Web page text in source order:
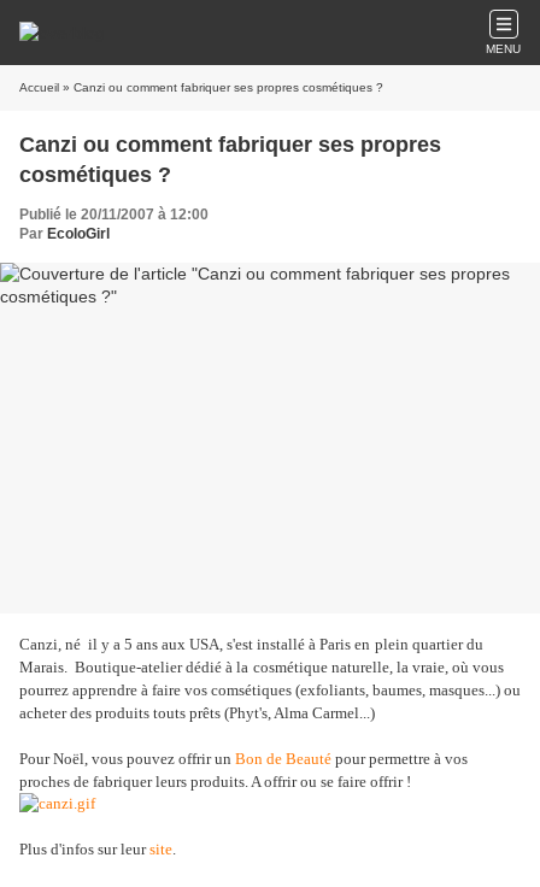
MENU
Accueil » Canzi ou comment fabriquer ses propres cosmétiques ?
Canzi ou comment fabriquer ses propres
cosmétiques ?
Publié le 20/11/2007 à 12:00
Par EcoloGirl
Canzi, né il y a 5 ans aux USA, s'est installé à Paris en plein quartier du
Marais. Boutique-atelier dédié à la cosmétique naturelle, la vraie, où vous
pourrez apprendre à faire vos comsétiques (exfoliants, baumes, masques...) ou
acheter des produits touts prêts (Phyt's, Alma Carmel...)
Pour Noël, vous pouvez offrir un Bon de Beauté pour permettre à vos
proches de fabriquer leurs produits. A offrir ou se faire offrir !
Plus d'infos sur leursite.